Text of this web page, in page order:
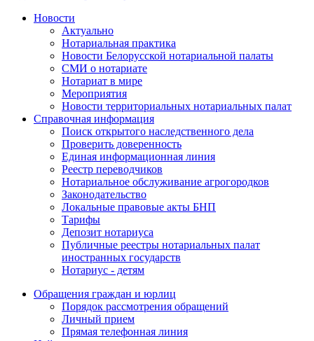
Новости
Актуально
Нотариальная практика
Новости Белорусской нотариальной палаты
СМИ о нотариате
Нотариат в мире
Мероприятия
Новости территориальных нотариальных палат
Справочная информация
Поиск открытого наследственного дела
Проверить доверенность
Единая информационная линия
Реестр переводчиков
Нотариальное обслуживание агрогородков
Законодательство
Локальные правовые акты БНП
Тарифы
Депозит нотариуса
Публичные реестры нотариальных палат
иностранных государств
Нотариус - детям
Обращения граждан и юрлиц
Порядок рассмотрения обращений
Личный прием
Прямая телефонная линия